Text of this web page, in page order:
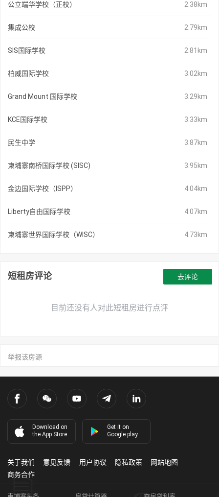
公立端华学校（正校） 2.38km
集成公校 2.79km
SIS国际学校 2.81km
柏威国际学校 3.02km
Grand Mount 国际学校 3.29km
KCE国际学校 3.33km
民生中学 3.87km
柬埔寨南桥国际学校 (SISC) 3.95km
金边国际学校（ISPP） 4.04km
Liberty自由国际学校 4.07km
柬埔寨世界国际学校（WISC） 4.73km
短租房评论
目前还没有人对此短租房进行点评
去评论
举报该房源
Download on
the App Store
Get it on
Google play
关于我们 意见反馈 用户协议 隐私政策
网站地图
商务合作